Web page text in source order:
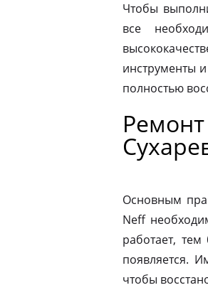
Чтобы
все
инструменты
полностью
Основным
Neff
работает,
появляется.
чтобы